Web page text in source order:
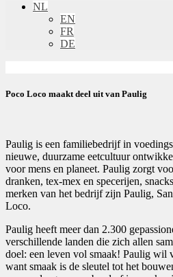
NL
EN
FR
DE
Poco Loco maakt deel uit van Paulig
Paulig is een familiebedrijf in
nieuwe, duurzame eetcultuur
voor mens en planeet. Paulig zorgt
dranken, tex-mex en specerijen,
merken van het bedrijf zijn Paulig,
Loco.
Paulig heeft meer dan 2.300
verschillende landen die zich allen
doel: een leven vol smaak! Paulig wil
want smaak is de sleutel tot het